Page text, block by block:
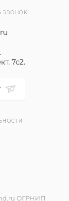
ЗВОНОК
7с2.
ОГРНИП